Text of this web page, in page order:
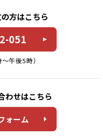
方はこちら
051
午後5時）
わせはこちら
ォーム